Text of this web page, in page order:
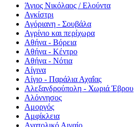
Άγιος Νικόλαος / Ελούντα
Αγκίστρι
Αγόριανη - Σουβάλα
Αγρίνιο και περίχωρα
Αθήνα - Βόρεια
Αθήνα - Κέντρο
Αθήνα - Νότια
Αίγινα
Αίγιο - Παράλια Αχαΐας
Αλεξανδρούπολη - Χωριά Έβρου
Αλόννησος
Αμοργός
Αμφίκλεια
Ανατολικό Αιγαίο